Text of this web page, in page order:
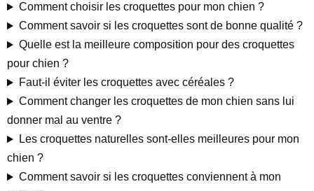
Comment choisir les croquettes pour mon chien ?
Comment savoir si les croquettes sont de bonne qualité ?
Quelle est la meilleure composition pour des croquettes
pour chien ?
Faut-il éviter les croquettes avec céréales ?
Comment changer les croquettes de mon chien sans lui
donner mal au ventre ?
Les croquettes naturelles sont-elles meilleures pour mon
chien ?
Comment savoir si les croquettes conviennent à mon